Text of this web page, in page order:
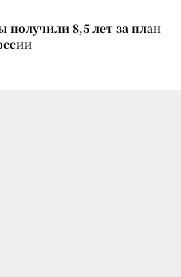
получили 8,5 лет за план